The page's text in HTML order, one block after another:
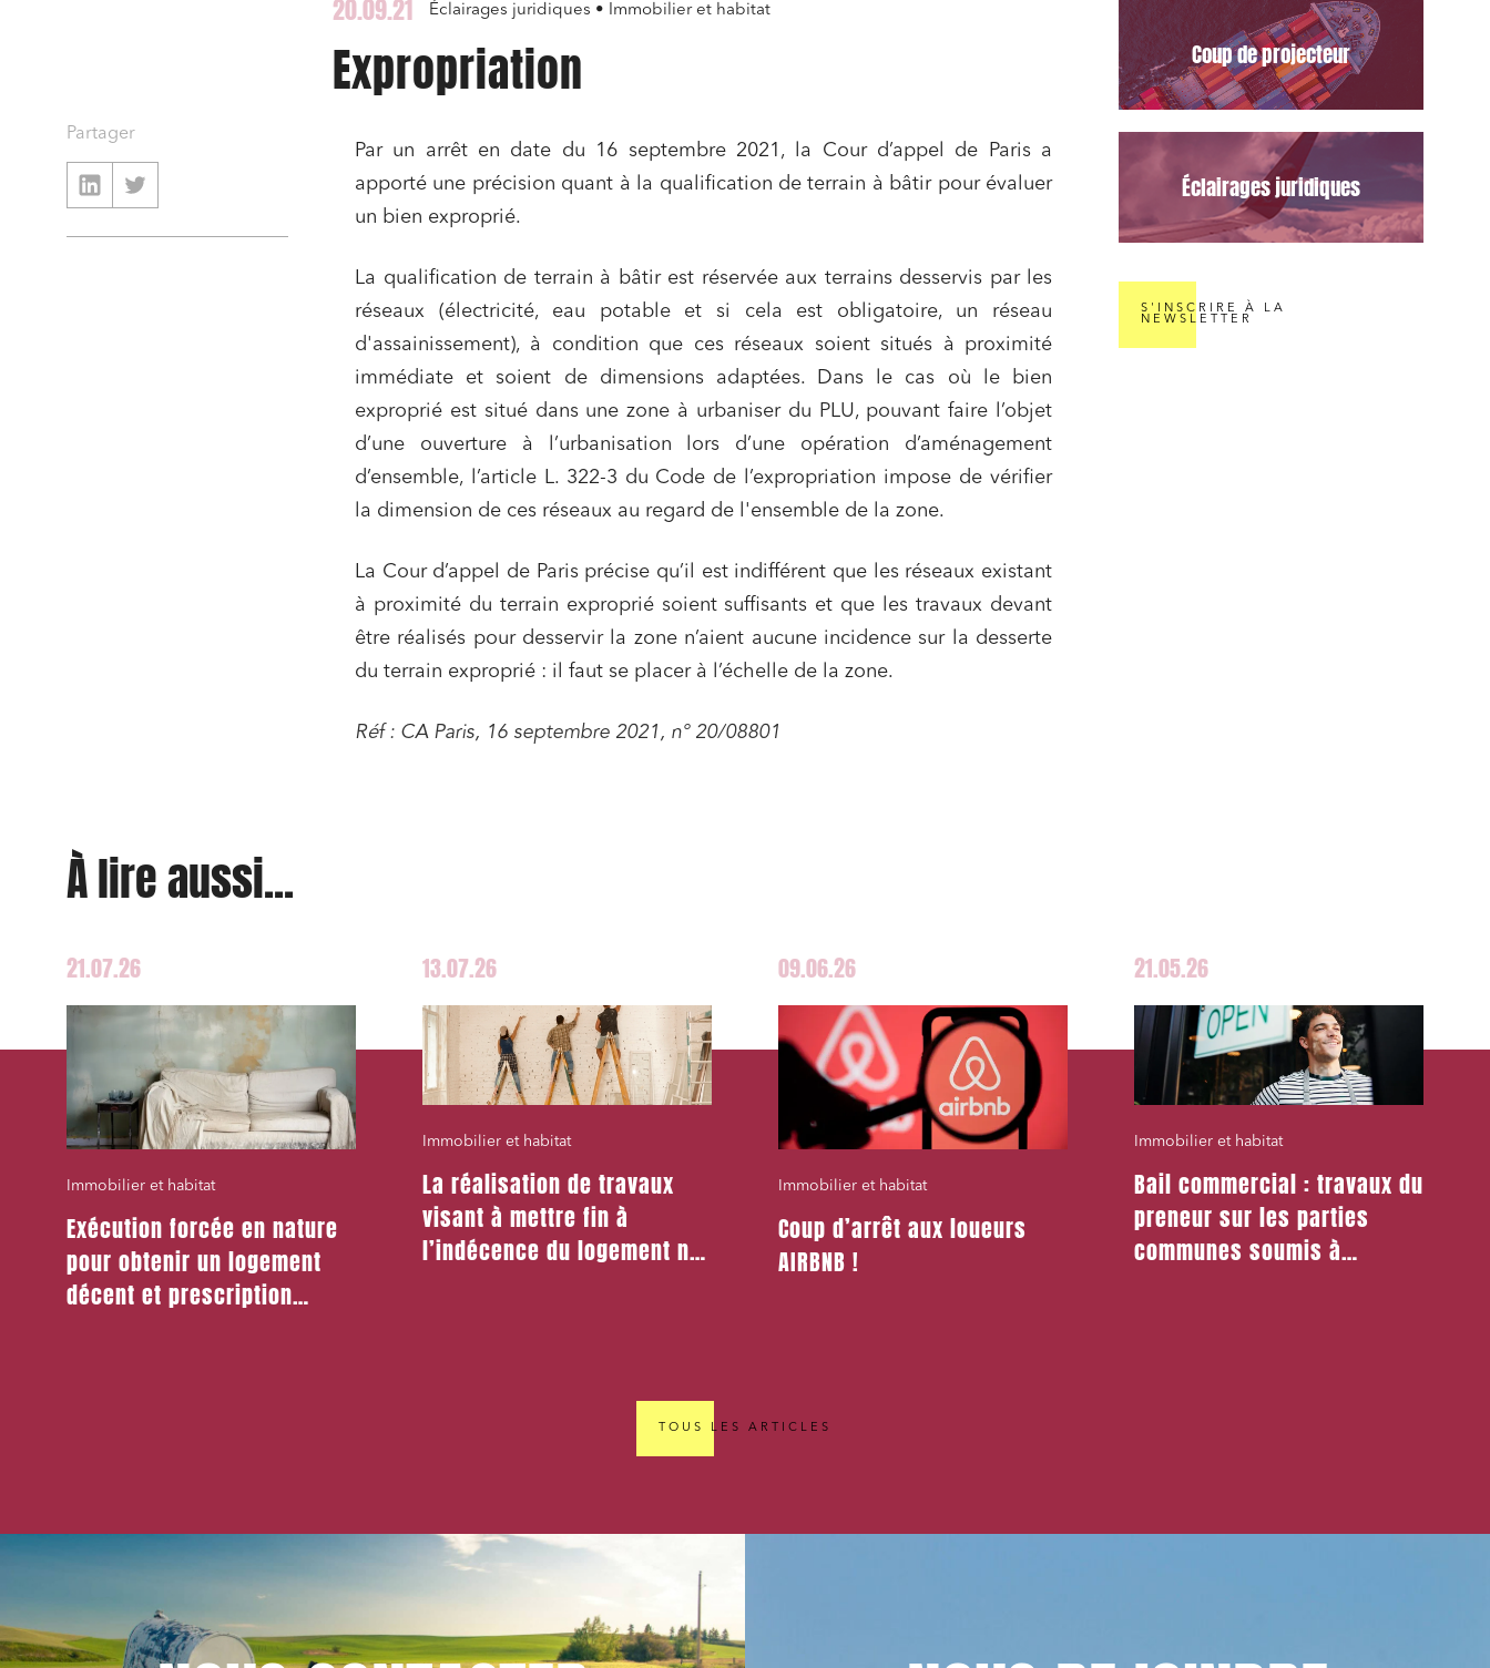
20.09.21 Éclairages juridiques • Immobilier et habitat
Expropriation
Par un arrêt en date du 16 septembre 2021, la Cour d’appel de Paris a
apporté une précision quant à la qualification de terrain à bâtir pour évaluer
un bien exproprié.
La qualification de terrain à bâtir est réservée aux terrains desservis par les
réseaux (électricité, eau potable et si cela est obligatoire, un réseau
d'assainissement), à condition que ces réseaux soient situés à proximité
immédiate et soient de dimensions adaptées. Dans le cas où le bien
exproprié est situé dans une zone à urbaniser du PLU, pouvant faire l’objet
d’une ouverture à l’urbanisation lors d’une opération d’aménagement
d’ensemble, l’article L. 322-3 du Code de l’expropriation impose de vérifier
la dimension de ces réseaux au regard de l'ensemble de la zone.
La Cour d’appel de Paris précise qu’il est indifférent que les réseaux existant
à proximité du terrain exproprié soient suffisants et que les travaux devant
être réalisés pour desservir la zone n’aient aucune incidence sur la desserte
du terrain exproprié : il faut se placer à l’échelle de la zone.
Réf : CA Paris, 16 septembre 2021, n° 20/08801
Partager
pour le Data Act
Coup de projecteur
Éclairages juridiques
S'INSCRIRE À LA
NEWSLETTER
À lire aussi...
21.07.26
Immobilier et habitat
Exécution forcée en nature
pour obtenir un logement
décent et prescription
13.07.26
Immobilier et habitat
La réalisation de travaux
visant à mettre fin à
l’indécence du logement ne
09.06.26
Immobilier et habitat
Coup d’arrêt aux loueurs
AIRBNB !
21.05.26
Immobilier et habitat
Bail commercial : travaux du
preneur sur les parties
communes soumis à
TOUS LES ARTICLES
Relations commerciales et contrats
Associations et acteurs de l’économie
Media et édition Immobilier et habitat
Entreprises du numérique Établissements financiers
Droit du numérique, données et
conformité
Relations sociales et droit du travail
Services publics et collectivités Commande publique
Projets immobiliers Environnement